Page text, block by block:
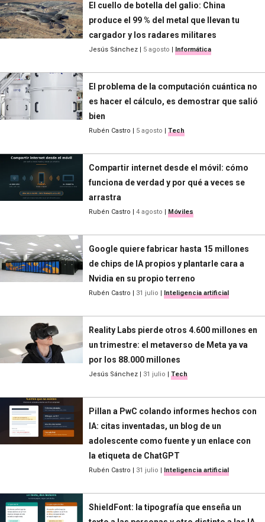
El cuello de botella del galio: China
produce el 99 % del metal que llevan tu
cargador y los radares militares
Jesús Sánchez 5 agosto Informática
El problema de la computación cuántica no
es hacer el cálculo, es demostrar que salió
bien
Rubén Castro 5 agosto Tech
Compartir internet desde el móvil: cómo
funciona de verdad y por qué a veces se
arrastra
Rubén Castro 4 agosto Móviles
Google quiere fabricar hasta 15 millones
de chips de IA propios y plantarle cara a
Nvidia en su propio terreno
Rubén Castro 31 julio Inteligencia artificial
Reality Labs pierde otros 4.600 millones en
un trimestre: el metaverso de Meta ya va
por los 88.000 millones
Jesús Sánchez 31 julio Tech
Pillan a PwC colando informes hechos con
IA: citas inventadas, un blog de un
adolescente como fuente y un enlace con
la etiqueta de ChatGPT
Rubén Castro 31 julio Inteligencia artificial
ShieldFont: la tipografía que enseña un